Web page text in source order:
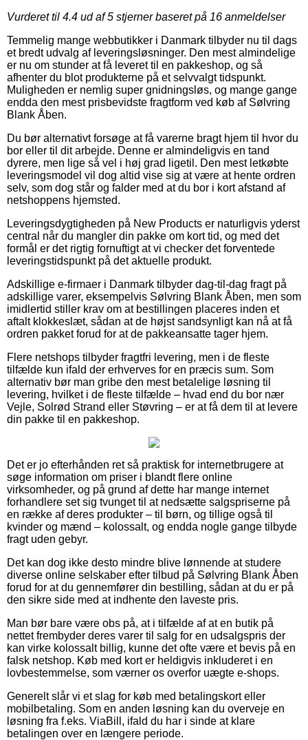
Vurderet til 4.4 ud af 5 stjerner baseret på 16 anmeldelser
Temmelig mange webbutikker i Danmark tilbyder nu til dags
et bredt udvalg af leveringsløsninger. Den mest almindelige
er nu om stunder at få leveret til en pakkeshop, og så
afhenter du blot produkterne på et selvvalgt tidspunkt.
Muligheden er nemlig super gnidningsløs, og mange gange
endda den mest prisbevidste fragtform ved køb af Sølvring
Blank Åben.
Du bør alternativt forsøge at få varerne bragt hjem til hvor du
bor eller til dit arbejde. Denne er almindeligvis en tand
dyrere, men lige så vel i høj grad ligetil. Den mest letkøbte
leveringsmodel vil dog altid vise sig at være at hente ordren
selv, som dog står og falder med at du bor i kort afstand af
netshoppens hjemsted.
Leveringsdygtigheden på New Products er naturligvis yderst
central når du mangler din pakke om kort tid, og med det
formål er det rigtig fornuftigt at vi checker det forventede
leveringstidspunkt på det aktuelle produkt.
Adskillige e-firmaer i Danmark tilbyder dag-til-dag fragt på
adskillige varer, eksempelvis Sølvring Blank Åben, men som
imidlertid stiller krav om at bestillingen placeres inden et
aftalt klokkeslæt, sådan at de højst sandsynligt kan nå at få
ordren pakket forud for at de pakkeansatte tager hjem.
Flere netshops tilbyder fragtfri levering, men i de fleste
tilfælde kun ifald der erhverves for en præcis sum. Som
alternativ bør man gribe den mest betalelige løsning til
levering, hvilket i de fleste tilfælde – hvad end du bor nær
Vejle, Solrød Strand eller Støvring – er at få dem til at levere
din pakke til en pakkeshop.
Det er jo efterhånden ret så praktisk for internetbrugere at
søge information om priser i blandt flere online
virksomheder, og på grund af dette har mange internet
forhandlere set sig tvunget til at nedsætte salgspriserne på
en række af deres produkter – til børn, og tillige også til
kvinder og mænd – kolossalt, og endda nogle gange tilbyde
fragt uden gebyr.
Det kan dog ikke desto mindre blive lønnende at studere
diverse online selskaber efter tilbud på Sølvring Blank Åben
forud for at du gennemfører din bestilling, sådan at du er på
den sikre side med at indhente den laveste pris.
Man bør bare være obs på, at i tilfælde af at en butik på
nettet frembyder deres varer til salg for en udsalgspris der
kan virke kolossalt billig, kunne det ofte være et bevis på en
falsk netshop. Køb med kort er heldigvis inkluderet i en
lovbestemmelse, som værner os overfor uægte e-shops.
Generelt slår vi et slag for køb med betalingskort eller
mobilbetaling. Som en anden løsning kan du overveje en
løsning fra f.eks. ViaBill, ifald du har i sinde at klare
betalingen over en længere periode.